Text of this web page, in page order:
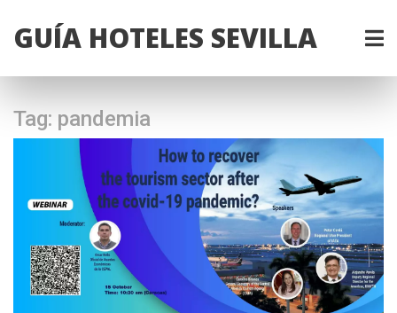
GUÍA HOTELES SEVILLA
Tag: pandemia